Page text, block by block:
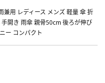
兼用 レディース メンズ 軽量 傘 折
開き 雨傘 親骨50cm 後ろが伸び
ー コンパクト